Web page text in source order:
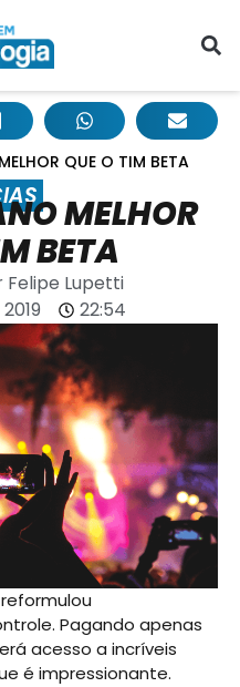
QUE O TIM BETA
MELHOR
BETA
Felipe Lupetti
22:54
Pagando apenas
acesso a incríveis
é impressionante.